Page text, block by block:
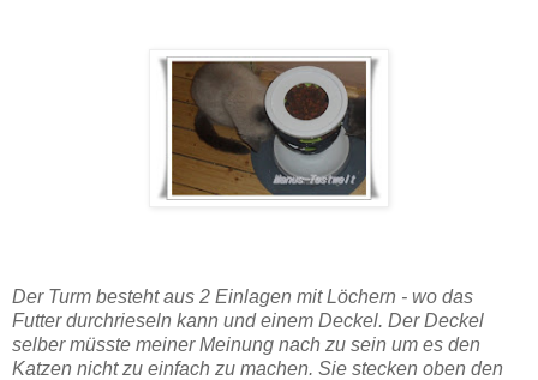
Der Turm besteht aus 2 Einlagen mit Löchern - wo das
Futter durchrieseln kann und einem Deckel. Der Deckel
selber müsste meiner Meinung nach zu sein um es den
Katzen nicht zu einfach zu machen. Sie stecken oben den